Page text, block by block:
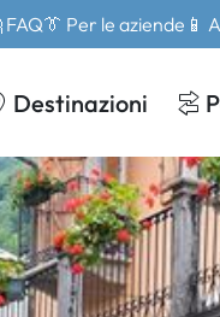
FAQ👔 Per le aziende 📱
Destinazioni